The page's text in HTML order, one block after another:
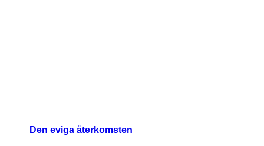
Den eviga återkomsten